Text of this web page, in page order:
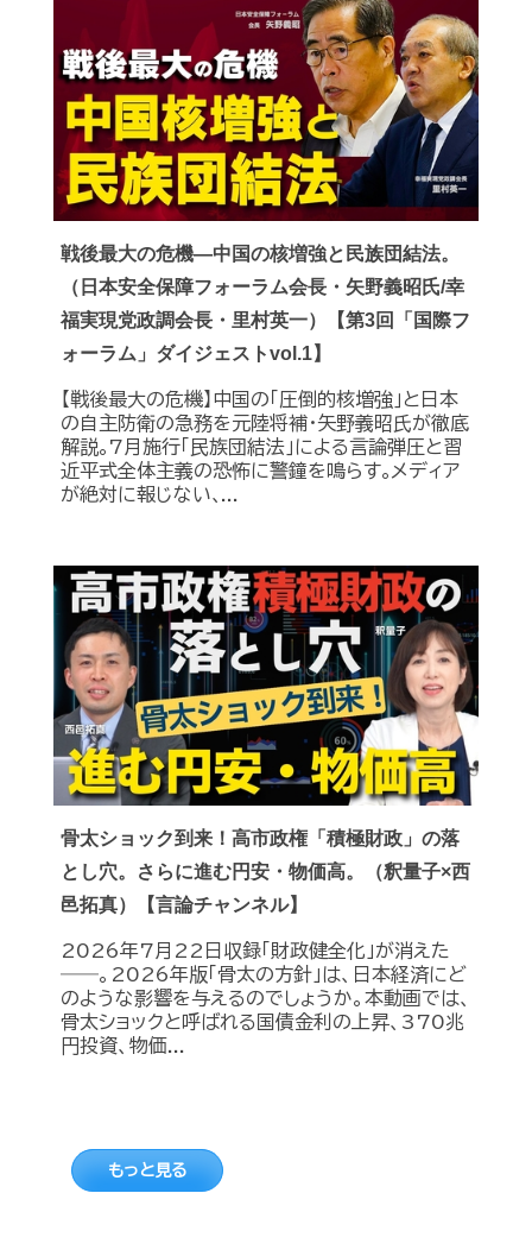
戦後最大の危機―中国の核増強と民族団結法。
（日本安全保障フォーラム会長・矢野義昭氏/幸
福実現党政調会長・里村英一）【第3回「国際フ
ォーラム」ダイジェストvol.1】
【戦後最大の危機】中国の｢圧倒的核増強｣と日本
の自主防衛の急務を元陸将補・矢野義昭氏が徹底
解説｡7月施行｢民族団結法｣による言論弾圧と習
近平式全体主義の恐怖に警鐘を鳴らす｡メディア
が絶対に報じない､...
骨太ショック到来！高市政権「積極財政」の落
とし穴。さらに進む円安・物価高。（釈量子×西
邑拓真）【言論チャンネル】
2026年7月22日収録「財政健全化」が消えた
――。2026年版「骨太の方針」は、日本経済にど
のような影響を与えるのでしょうか。本動画では、
骨太ショックと呼ばれる国債金利の上昇、370兆
円投資、物価...
もっと見る